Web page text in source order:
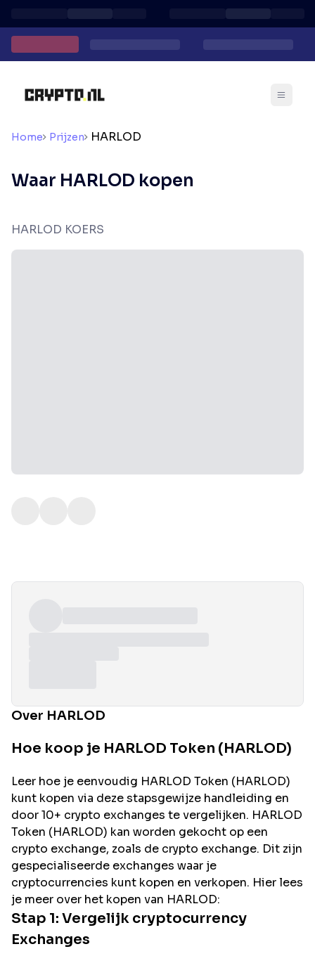
Home Prijzen HARLOD
Waar HARLOD kopen
HARLOD KOERS
Over HARLOD
Hoe koop je HARLOD Token (HARLOD)
Leer hoe je eenvoudig HARLOD Token (HARLOD)
kunt kopen via deze stapsgewijze handleiding en
door 10+ crypto exchanges te vergelijken. HARLOD
Token (HARLOD) kan worden gekocht op een
crypto exchange, zoals de crypto exchange. Dit zijn
gespecialiseerde exchanges waar je
cryptocurrencies kunt kopen en verkopen. Hier lees
je meer over het kopen van HARLOD:
Stap 1: Vergelijk cryptocurrency
Exchanges